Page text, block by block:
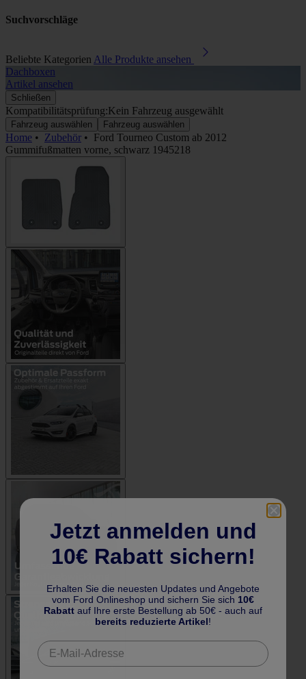
Suchvorschläge
Beliebte Kategorien Alle Produkte ansehen
Dachboxen
Artikel ansehen
Schließen
Kompatibilitätsprüfung:Kein Fahrzeug ausgewählt
Fahrzeug auswählen Fahrzeug auswählen
Home • Zubehör • Ford Tourneo Custom ab 2012
Gummifußmatten vorne, schwarz 1945218
Jetzt anmelden und
10€ Rabatt sichern!
Erhalten Sie die neuesten Updates und Angebote
vom Ford Onlineshop und sichern Sie sich 10€
Rabatt auf Ihre erste Bestellung ab 50€ - auch auf
bereits reduzierte Artikel!